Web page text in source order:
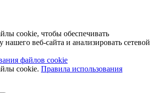
cookie, чтобы обеспечивать
нашего веб-сайта и анализировать сетевой
файлов cookie
cookie. Правила использования